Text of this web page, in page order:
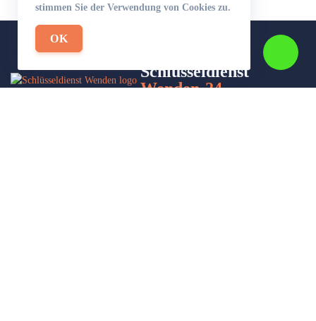
stimmen Sie der Verwendung von Cookies zu.
OK
Schlüsseldienst
Wenden-24